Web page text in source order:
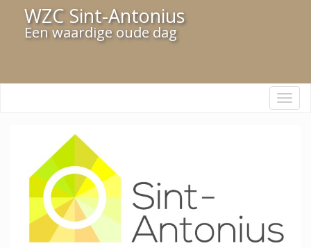
WZC Sint-Antonius
Een waardige oude dag